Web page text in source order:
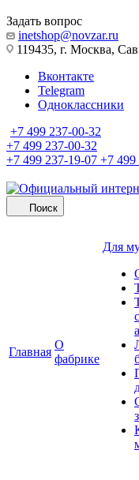
Задать вопрос
inetshop@novzar.ru
119435, г. Москва,
Вконтакте
Telegram
Одноклассники
+7 499 237-00-32
+7 499 237-00-32
+7 499 237-19-07 +7 499
Поиск
Главная
О
фабрике
Для